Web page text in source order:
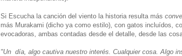
Si Escucha la canción del viento la historia resulta más
más Murakami (dicho ya como estilo), con gatos incluídos,
evocadoras, ambas contadas desde el detalle, desde las
"Un día, algo cautiva nuestro interés. Cualquier cosa. Algo